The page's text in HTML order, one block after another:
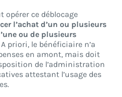
opérer ce déblocage
l’achat d’un ou plusieurs
ou de plusieurs
A priori, le bénéficiaire n’a
en amont, mais doit
de l’administration
attestant l’usage des